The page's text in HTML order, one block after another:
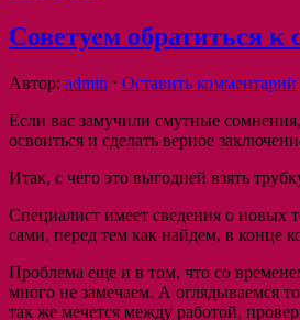
Советуем обратиться к
Автор: admin ⋅ Оставить комментарий
Если вас замучили смутные
освоиться и сделать верное
Итак, с чего это выгодней взять
Специалист имеет сведения о новых
сами, перед тем как найдем, в конце
Проблема еще и в том, что со
много не замечаем. А оглядываемся
так же мечется между работой,